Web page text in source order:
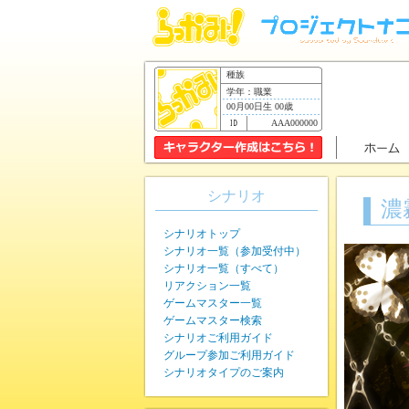
種族
学年：職業
00月00日生 00歳
AAA000000
濃
シナリオ
シナリオトップ
シナリオ一覧（参加受付中）
シナリオ一覧（すべて）
リアクション一覧
ゲームマスター一覧
ゲームマスター検索
シナリオご利用ガイド
グループ参加ご利用ガイド
シナリオタイプのご案内